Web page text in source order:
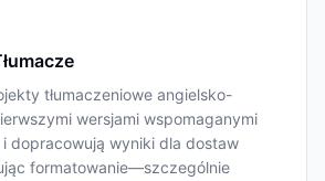
tłumaczeniowe angielsko-
wersjami wspomaganymi
dopracowują wyniki dla dostaw
formatowanie—szczególnie